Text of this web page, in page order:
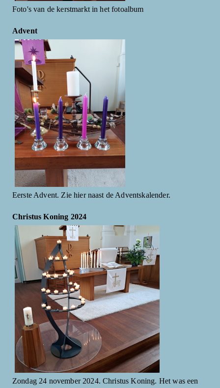
Foto's van de kerstmarkt in het fotoalbum
Advent
Eerste Advent. Zie hier naast de Adventskalender.
Christus Koning 2024
Zondag 24 november 2024. Christus Koning. Het was een